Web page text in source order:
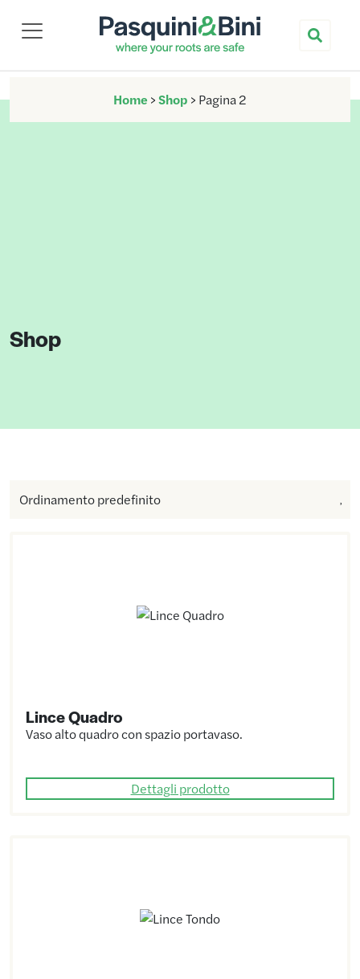
Nuova Pasquini & Bini
Home >Shop > Pagina 2
Shop
Lince Quadro
Vaso alto quadro con spazio portavaso.
Dettagli prodotto